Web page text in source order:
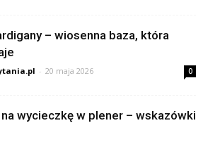
– wiosenna baza, która
- 20 maja 2026 0
wycieczkę w plener – wskazówki